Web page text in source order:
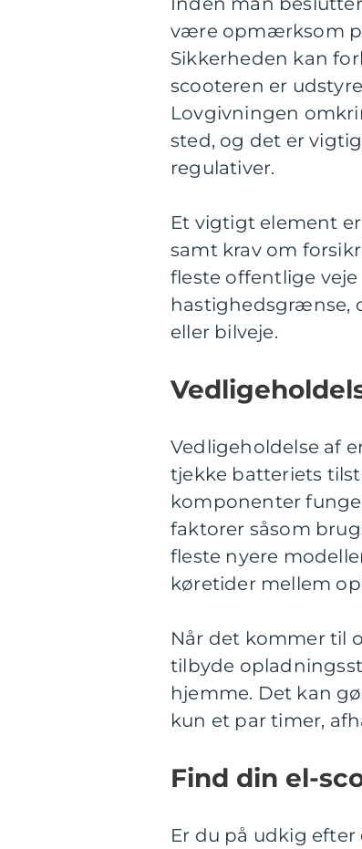
være opmærksom
Sikkerheden kan
scooteren er
Lovgivningen
sted, og det er
regulativer.
Et vigtigt element
samt krav om
fleste offentlige
hastighedsgrænse,
eller bilveje.
Vedligeholdelse af
tjekke batteriets
komponenter
faktorer såsom
fleste nyere
køretider mellem
Når det kommer til
tilbyde
hjemme. Det kan
kun et par timer,
Find din el-
Er du på udkig